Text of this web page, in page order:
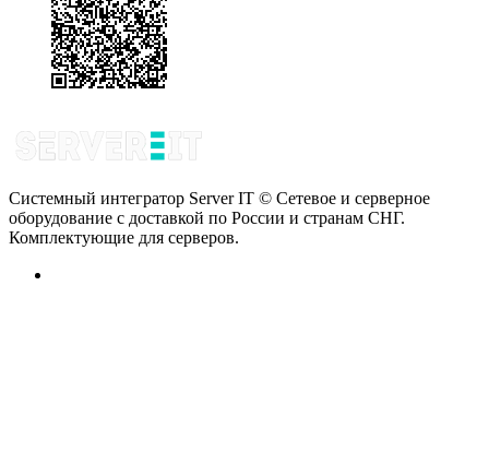
Системный интегратор Server IT © Сетевое и серверное
оборудование с доставкой по России и странам СНГ.
Комплектующие для серверов.